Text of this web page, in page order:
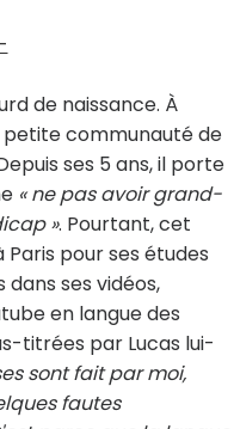
de naissance. À
communauté de
ses 5 ans, il porte
« ne pas avoir grand-
». Pourtant, cet
pour ses études
ses vidéos,
en langue des
titrées par Lucas lui-
sont fait par moi,
fautes